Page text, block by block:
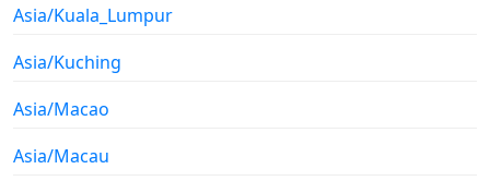
Asia/Kuala_Lumpur
Asia/Kuching
Asia/Macao
Asia/Macau